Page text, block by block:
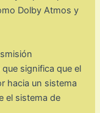
Dolby Atmos y
significa que el
hacia un sistema
el sistema de